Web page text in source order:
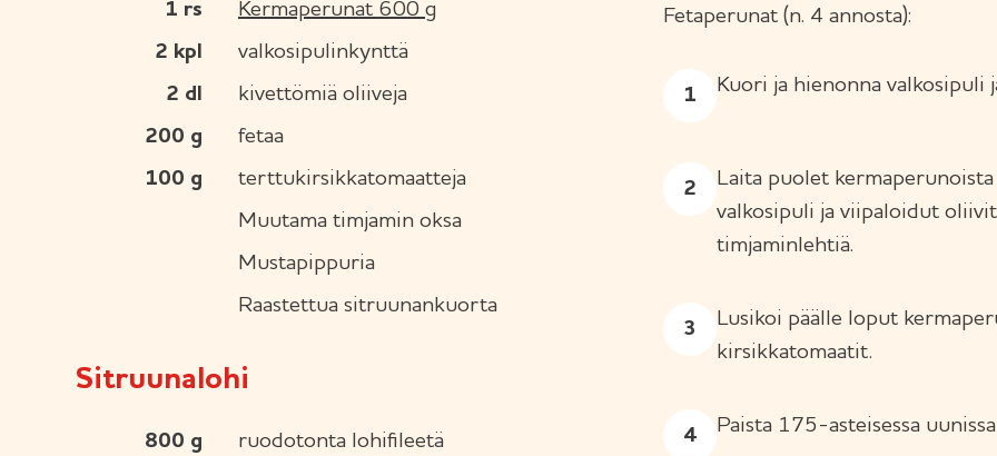
1 rs
Kermaperunat 600 g
2 kpl
valkosipulinkynttä
2 dl
kivettömiä oliiveja
200 g
fetaa
100 g
terttukirsikkatomaatteja
Muutama timjamin oksa
Mustapippuria
Raastettua sitruunankuorta
Sitruunalohi
800 g
ruodotonta lohifileetä
Fetaperunat (n. 4 annosta):
Kuori ja hienonna valkosipuli
Laita puolet
valkosipuli ja viipaloidut
timjaminlehtiä.
Lusikoi päälle loput
kirsikkatomaatit.
Paista 175-asteisessa